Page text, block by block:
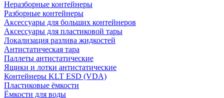
Неразборные контейнеры
Разборные контейнеры
Аксессуары для больших контейнеров
Аксессуары для пластиковой тары
Локализация разлива жидкостей
Антистатическая тара
Паллеты антистатические
Ящики и лотки антистатические
Контейнеры KLT ESD (VDA)
Пластиковые ёмкости
Ёмкости для воды